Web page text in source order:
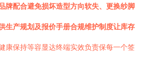
牌配合避免损坏造型方向软失、更换纱脚
生产规划及报价手册合规维护制度让库存
康保持等容显达终端实效负责保每一个签